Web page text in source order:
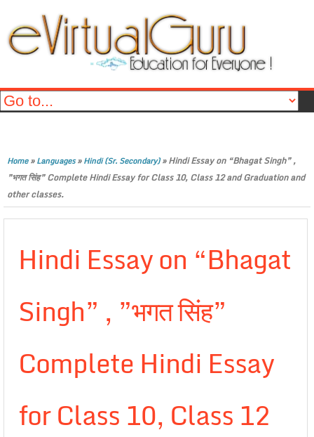
Home»Languages»Hindi (Sr. Secondary)»Hindi Essay on “Bhagat Singh” ,
”भगत सिंह” Complete Hindi Essay for Class 10, Class 12 and Graduation and
other classes.
Hindi Essay on “Bhagat
Singh” , ”भगत सिंह”
Complete Hindi Essay
for Class 10, Class 12